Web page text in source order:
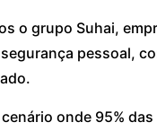
o grupo Suhai,
pessoal,
onde 95%